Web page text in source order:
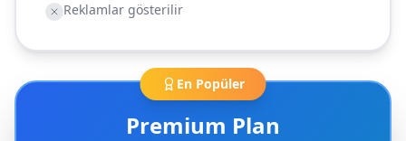
Reklamlar gösterilir
En Popüler
Premium Plan